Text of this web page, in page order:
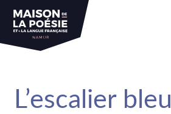
L’escalier bleu